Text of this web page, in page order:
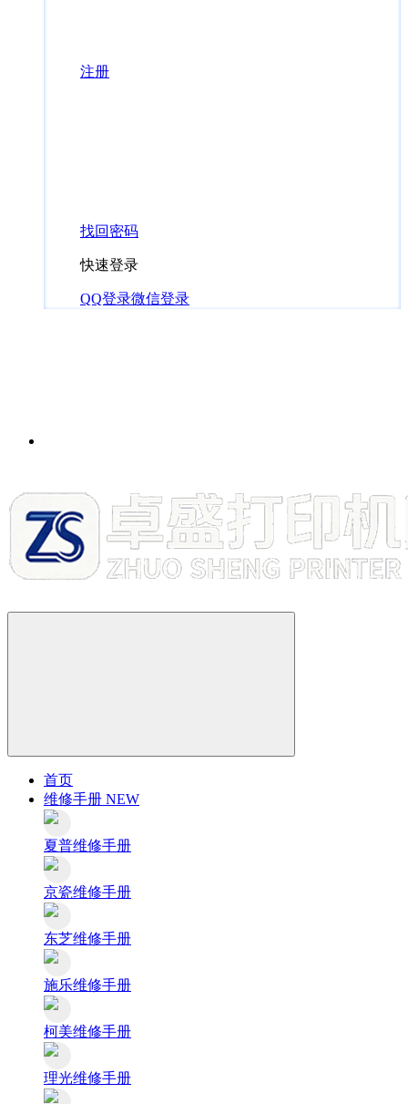
注册
找回密码
快速登录
QQ登录微信登录
首页
维修手册 NEW
夏普维修手册
京瓷维修手册
东芝维修手册
施乐维修手册
柯美维修手册
理光维修手册